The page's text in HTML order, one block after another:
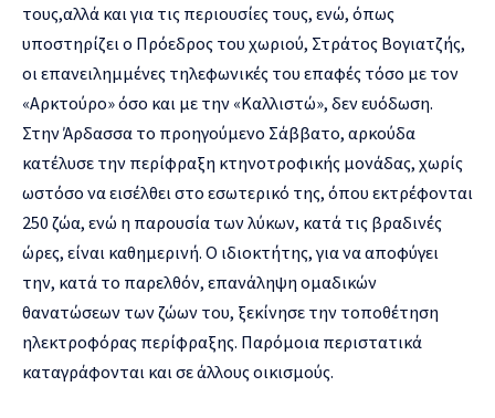
τους,αλλά και για τις περιουσίες τους, ενώ, όπως
υποστηρίζει ο Πρόεδρος του χωριού, Στράτος Βογιατζής,
οι επανειλημμένες τηλεφωνικές του επαφές τόσο με τον
«Αρκτούρο» όσο και με την «Καλλιστώ», δεν ευόδωση.
Στην Άρδασσα το προηγούμενο Σάββατο, αρκούδα
κατέλυσε την περίφραξη κτηνοτροφικής μονάδας, χωρίς
ωστόσο να εισέλθει στο εσωτερικό της, όπου εκτρέφονται
250 ζώα, ενώ η παρουσία των λύκων, κατά τις βραδινές
ώρες, είναι καθημερινή. Ο ιδιοκτήτης, για να αποφύγει
την, κατά το παρελθόν, επανάληψη ομαδικών
θανατώσεων των ζώων του, ξεκίνησε την τοποθέτηση
ηλεκτροφόρας περίφραξης. Παρόμοια περιστατικά
καταγράφονται και σε άλλους οικισμούς.